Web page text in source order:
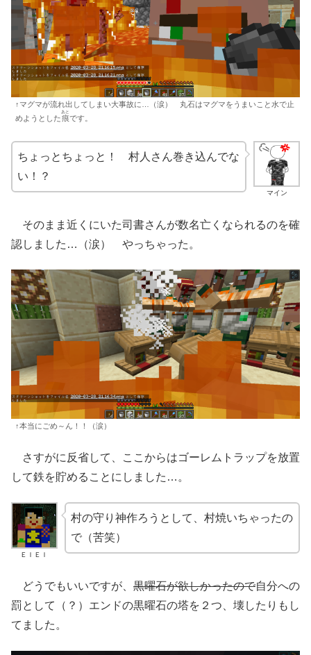
↑マグマが流れ出してしまい大事故に…（涙） 丸石はマグマをうまいこと水で止
めようとした痕
あと
です。
マイン
ちょっとちょっと！ 村人さん巻き込んでな
い！？
そのまま近くにいた司書さんが数名亡くなられるのを確
認しました…（涙） やっちゃった。
↑本当にごめ～ん！！（涙）
さすがに反省して、ここからはゴーレムトラップを放置
して鉄を貯めることにしました…。
ＥＩＥＩ
村の守り神作ろうとして、村焼いちゃったの
で（苦笑）
どうでもいいですが、 黒曜石が欲しかったので自分への
罰として（？）エンドの黒曜石の塔を２つ、壊したりもし
てました。